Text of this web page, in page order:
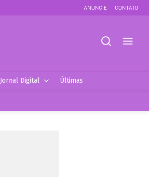
ANUNCIE CONTATO
Jornal Digital Últimas